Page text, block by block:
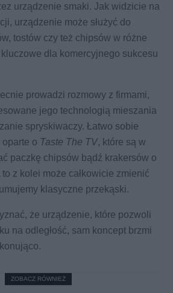
urządzenie smaki. Jak widzicie na
urządzenie może służyć do
tostów czy też chipsów w różne
dla komercyjnego sukcesu
prowadzi rozmowy z firmami,
jego technologią mieszania
spryskiwaczy. Łatwo sobie
o Taste The TV, które są w
paczkę chipsów bądź krakersów o
z kolei może całkowicie zmienić
klasyczne przekąski.
że urządzenie, które pozwoli
na odległość, sam koncept brzmi
ZOBACZ RÓWNIEŻ